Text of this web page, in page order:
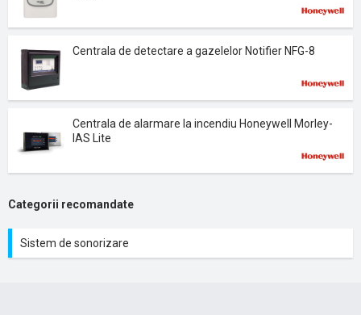
Centrala de detectare a gazelelor Notifier NFG-8
Centrala de alarmare la incendiu Honeywell Morley-
IAS Lite
Categorii recomandate
Sistem de sonorizare